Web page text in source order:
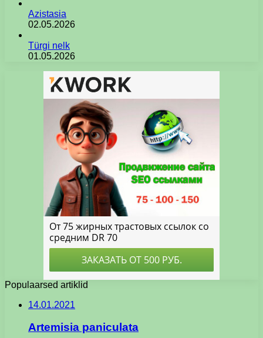
Azistasia
02.05.2026
Türgi nelk
01.05.2026
Populaarsed artiklid
14.01.2021
Artemisia paniculata